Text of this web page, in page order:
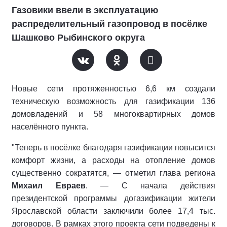
Газовики ввели в эксплуатацию
распределительный газопровод в посёлке
Шашково Рыбинского округа
Новые сети протяженностью 6,6 км создали
техническую возможность для газификации 136
домовладений и 58 многоквартирных домов
населённого пункта.
"Теперь в посёлке благодаря газификации повысится
комфорт жизни, а расходы на отопление домов
существенно сократятся, — отметил глава региона
Михаил Евраев. — С начала действия
президентской программы догазификации жители
Ярославской области заключили более 17,4 тыс.
договоров. В рамках этого проекта сети подведены к